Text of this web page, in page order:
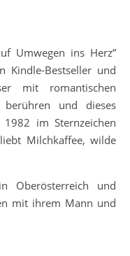
Umwegen ins Herz”
Kindle-Bestseller und
mit romantischen
und dieses
1982 im Sternzeichen
Milchkaffee, wilde
Oberösterreich und
mit ihrem Mann und